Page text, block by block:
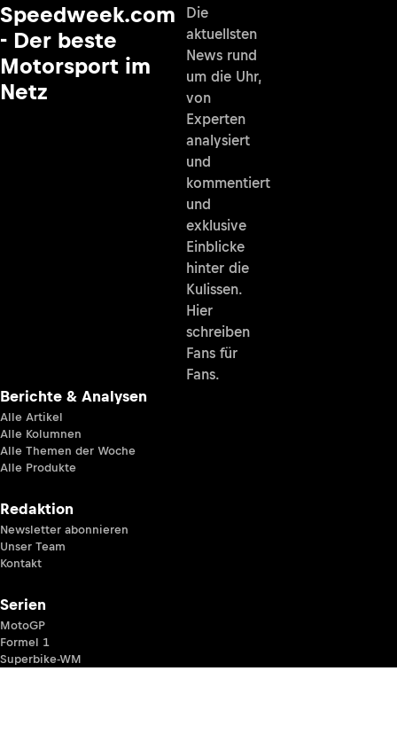
Speedweek.com
- Der beste
Motorsport im
Netz
Die
aktuellsten
News rund
um die Uhr,
von
Experten
analysiert
und
kommentiert
und
exklusive
Einblicke
hinter die
Kulissen.
Hier
schreiben
Fans für
Fans.
Berichte & Analysen
Alle Artikel
Alle Kolumnen
Alle Themen der Woche
Alle Produkte
Redaktion
Newsletter abonnieren
Unser Team
Kontakt
Serien
MotoGP
Formel 1
Superbike-WM